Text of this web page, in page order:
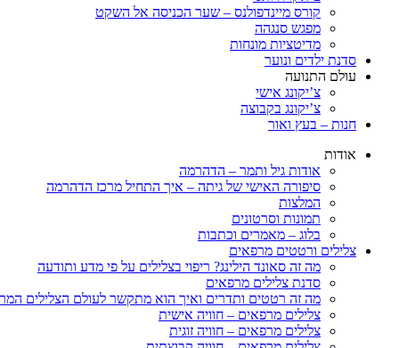
קורס מיינדפולנס – שער הכניסה אל השקט
מפגש סנגהה
מדיטציות מונחות
סדנת ילדים ונוער
עולם התנועה
צ’יקונג אישי
צ’יקונג בקבוצה
חנות – בעץ ואור
אודות
אודות גיל ותמר – הדהרמה
סיפורה האישי של גיתה – איך התחיל מרכז הדהרמה
המלצות
תמונות וסרטונים
בלוג – מאמרים וכתבות
צלילים ורטטים מרפאים
מה זה סאונד הילינג? ריפוי בצלילים על פי מדע ותודעה
סדנת צלילים מרפאים
מה זה רטטים ותדרים ואיך הוא מתקשר לעולם הצלילים
צלילים מרפאים – חוויה אישית
צלילים מרפאים – חוויה זוגית